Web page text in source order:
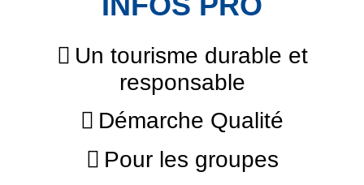
Un tourisme durable et
responsable
Démarche Qualité
Pour les groupes